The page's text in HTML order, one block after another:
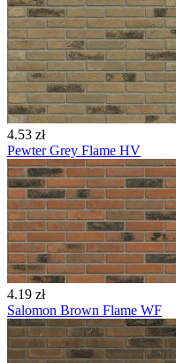
4.53 zł
Pewter Grey Flame HV
4.19 zł
Salomon Brown Flame WF